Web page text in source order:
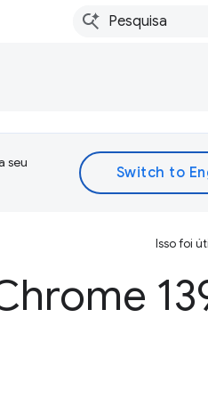
seu
Isso foi